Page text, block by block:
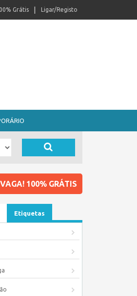
Ligar/Registo
Grátis
100% GRÁTIS
Etiquetas